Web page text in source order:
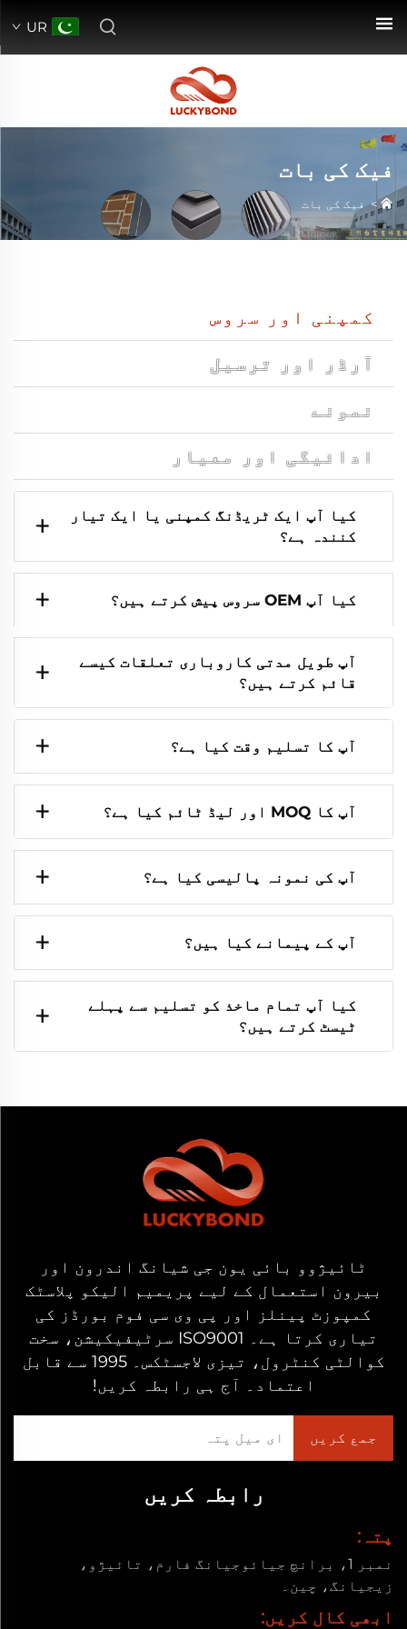
UR
فیک کی بات
>فیک کی بات
کمپنی اور سروس
آرڈر اور ترسیل
نمونے
ادائیگی اور معیار
کیا آپ ایک ٹریڈنگ کمپنی یا ایک تیار
کنندہ ہے؟
کیا آپ OEM سروس پیش کرتے ہیں؟
آپ طویل مدتی کاروباری تعلقات کیسے
قائم کرتے ہیں؟
آپ کا تسلیم وقت کیا ہے؟
آپ کا MOQ اور لیڈ ٹائم کیا ہے؟
آپ کی نمونہ پالیسی کیا ہے؟
آپ کے پیمانے کیا ہیں؟
کیا آپ تمام ماخذ کو تسلیم سے پہلے
ٹیسٹ کرتے ہیں؟
ٹائیژوو بائی یون جی شیانگ اندرون اور
بیرون استعمال کے لیے پریمیم الیکو پلاسٹک
کمپوزٹ پینلز اور پی وی سی فوم بورڈز کی
تیاری کرتا ہے۔ ISO9001 سرٹیفیکیشن، سخت
کوالٹی کنٹرول، تیزی لاجسٹکس۔ 1995 سے قابل
اعتماد۔ آج ہی رابطہ کریں!
رابطہ کریں
پتہ:
نمبر 1، برانچ جیائوجیانگ فارم، تائیژو،
زیجیانگ، چین۔
ابھی کال کریں: